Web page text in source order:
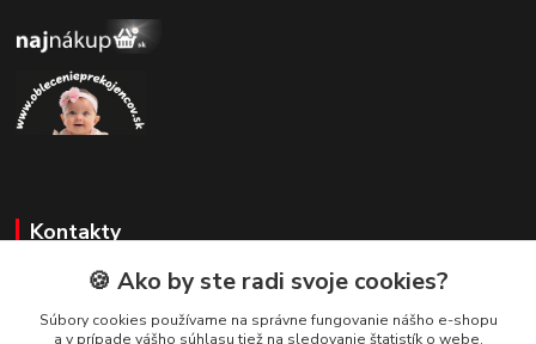
Kontakty
Zákaznícka podpora
🍪 Ako by ste radi svoje cookies?
Súbory cookies používame na správne fungovanie nášho e-shopu
a v prípade vášho súhlasu tiež na sledovanie štatistík o webe,